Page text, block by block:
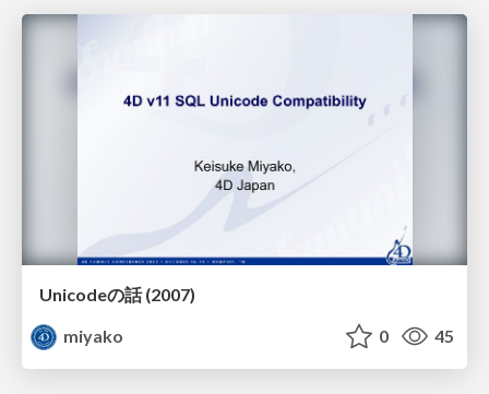
Unicodeの話 (2007)
miyako
0 45